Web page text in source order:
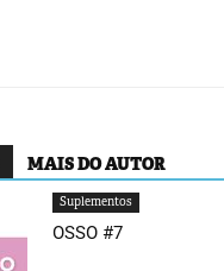
MAIS DO AUTOR
Suplementos
OSSO #7